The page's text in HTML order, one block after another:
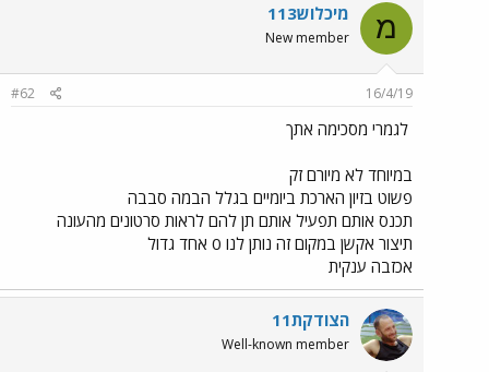
מ מיכלוש113
New member
16/4/19
#62
לגמרי מסכימה אתך
במיוחד לא מיורם זק
פשוט בזיון הארכת ביומיים בגלל הבמה סבבה
תכנס אותם תפעיל אותם תן להם לראות סרטונים מהעונה
תיצור אקשן במקום זה נותן לנו 0 אחד גדול
אכזבה ענקית
הצודקת11
Well-known member